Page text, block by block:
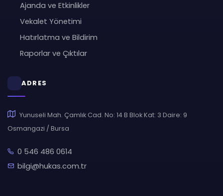
Ajanda ve Etkinlikler
Vekalet Yönetimi
Hatırlatma ve Bildirim
Raporlar ve Çıktılar
ADRES
Yunuseli Mah. Çamlık Cad. No: 14 B Blok Kat: 3 Daire: 9
Osmangazi / Bursa
0 546 486 0614
bilgi@hukas.com.tr